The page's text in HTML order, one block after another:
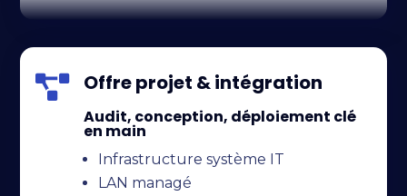
 Offre projet & intégration
Audit, conception, déploiement clé
en main
Infrastructure système IT
LAN managé